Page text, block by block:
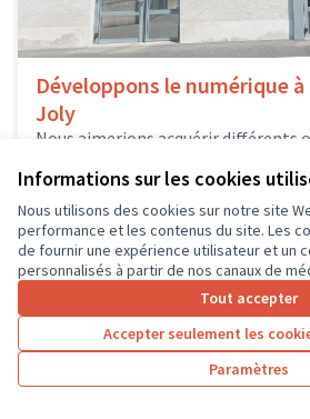
Informations sur les cookies
Nous utilisons des cookies sur notre site
performance et les contenus du site. Les
de fournir une expérience utilisateur et un
personnalisés à partir de nos canaux de
Tout accepter
Accepter seulement les
Paramètres
Développons le numérique
Joly
Nous aimerions acquérir différents
ordinateurs portables, afin que les
Usages numériques
Résultats par page :
1 2 3 4 5 6